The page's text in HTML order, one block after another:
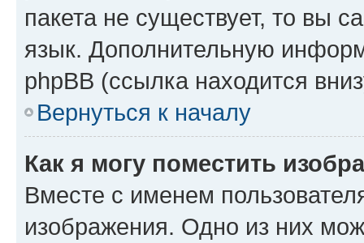
пакета не существует, то вы
язык. Дополнительную
phpBB (ссылка находится
Вернуться к началу
Как я могу поместить
Вместе с именем
изображения. Одно из них